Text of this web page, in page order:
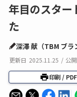
年目のスター
た
深澤 献（TBM ブラ
更新日 2025.11.25 / 公
印刷 / PDF